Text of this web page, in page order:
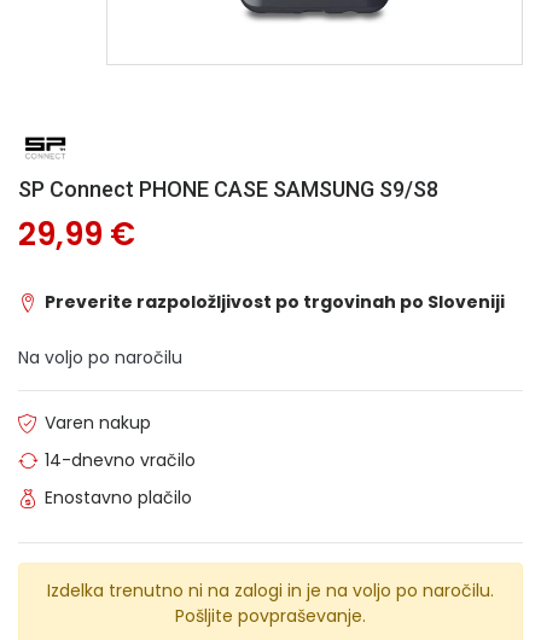
SP Connect PHONE CASE SAMSUNG S9/S8
29,99 €
Preverite razpoložljivost po trgovinah po Sloveniji
Na voljo po naročilu
Varen nakup
14-dnevno vračilo
Enostavno plačilo
Izdelka trenutno ni na zalogi in je na voljo po naročilu.
Pošljite povpraševanje.